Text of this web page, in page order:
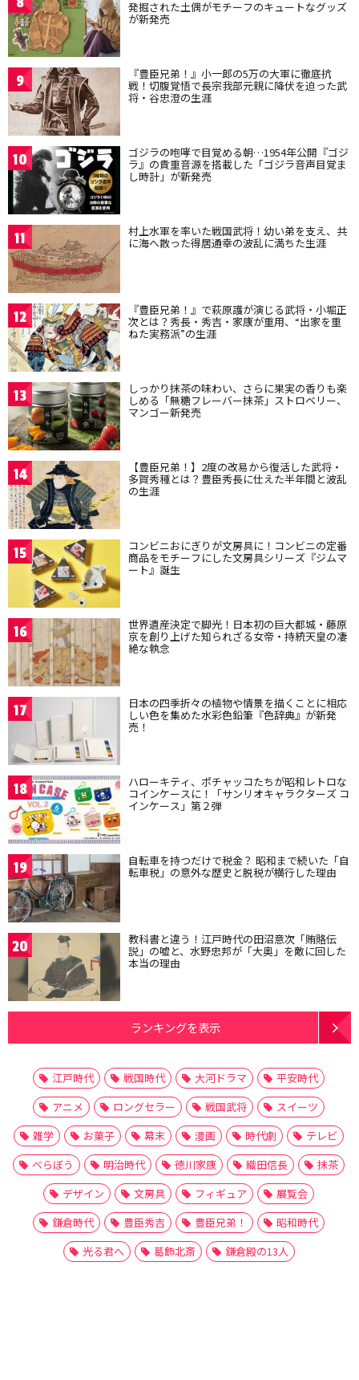
発掘された土偶がモチーフのキュートなグッズ
が新発売
9 『豊臣兄弟！』小一郎の5万の大軍に徹底抗
戦！切腹覚悟で長宗我部元親に降伏を迫った武
将・谷忠澄の生涯
10 ゴジラの咆哮で目覚める朝…1954年公開『ゴジ
ラ』の貴重音源を搭載した「ゴジラ音声目覚ま
し時計」が新発売
11 村上水軍を率いた戦国武将！幼い弟を支え、共
に海へ散った得居通幸の波乱に満ちた生涯
12 『豊臣兄弟！』で萩原護が演じる武将・小堀正
次とは？秀長・秀吉・家康が重用、“出家を重
ねた実務派”の生涯
13 しっかり抹茶の味わい、さらに果実の香りも楽
しめる「無糖フレーバー抹茶」ストロベリー、
マンゴー新発売
14 【豊臣兄弟！】2度の改易から復活した武将・
多賀秀種とは？豊臣秀長に仕えた半年間と波乱
の生涯
15 コンビニおにぎりが文房具に！コンビニの定番
商品をモチーフにした文房具シリーズ『ジムマ
ート』誕生
16 世界遺産決定で脚光！日本初の巨大都城・藤原
京を創り上げた知られざる女帝・持統天皇の凄
絶な執念
17 日本の四季折々の植物や情景を描くことに相応
しい色を集めた水彩色鉛筆『色辞典』が新発
売！
18 ハローキティ、ポチャッコたちが昭和レトロな
コインケースに！「サンリオキャラクターズ コ
インケース」第２弾
19 自転車を持つだけで税金？ 昭和まで続いた「自
転車税」の意外な歴史と脱税が横行した理由
20 教科書と違う！江戸時代の田沼意次「賄賂伝
説」の嘘と、水野忠邦が「大奥」を敵に回した
本当の理由
ランキングを表示
江戸時代 戦国時代 大河ドラマ
平安時代
アニメ
ロングセラー 戦国武将
スイーツ
雑学
お菓子 幕末 漫画 時代劇
テレビ
べらぼう
明治時代 徳川家康 織田信長
抹茶
デザイン
文房具 フィギュア
展覧会
鎌倉時代
豊臣秀吉 豊臣兄弟！
昭和時代
光る君へ
葛飾北斎 鎌倉殿の13人